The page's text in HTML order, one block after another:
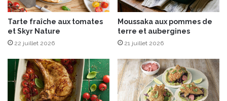
P
a
r
m
e
Tarte fraîche aux tomates
et Skyr Nature
22 juillet 2026
Moussaka aux pommes de
terre et aubergines
21 juillet 2026